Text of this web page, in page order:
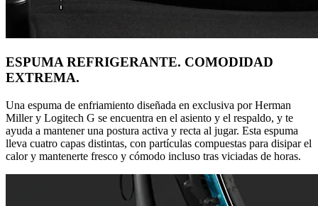
ESPUMA REFRIGERANTE. COMODIDAD
EXTREMA.
Una espuma de enfriamiento diseñada en exclusiva por Herman
Miller y Logitech G se encuentra en el asiento y el respaldo, y te
ayuda a mantener una postura activa y recta al jugar. Esta espuma
lleva cuatro capas distintas, con partículas compuestas para disipar el
calor y mantenerte fresco y cómodo incluso tras viciadas de horas.